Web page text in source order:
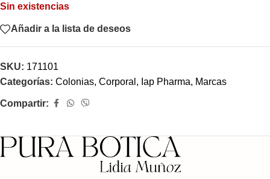
Sin existencias
Añadir a la lista de deseos
SKU: 171101
Categorías: Colonias, Corporal , Iap Pharma, Marcas
Compartir: